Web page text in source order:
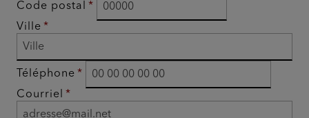
Code postal
Ville
Téléphone
Courriel